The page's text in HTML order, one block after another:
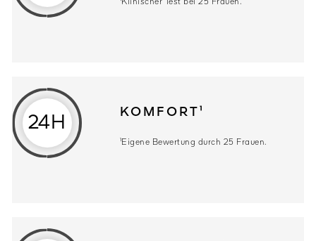
¹Klinischer Test bei 25 Frauen.
24H
KOMFORT¹
¹Eigene Bewertung durch 25 Frauen.